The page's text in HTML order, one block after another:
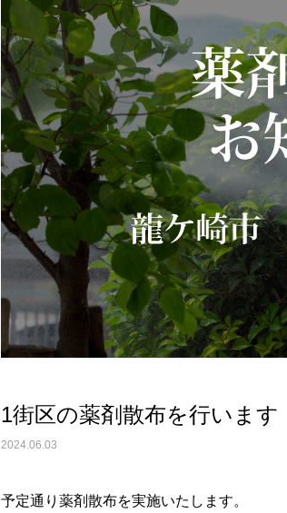
1街区の薬剤散布を行います
2024.06.03
予定通り薬剤散布を実施いたします。